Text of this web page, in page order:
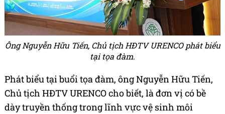
Ông Nguyễn Hữu Tiến, Chủ tịch HĐTV URENCO phát biểu
tại tọa đàm.
Phát biểu tại buổi tọa đàm, ông Nguyễn Hữu Tiến,
Chủ tịch HĐTV URENCO cho biết, là đơn vị có bề
dày truyền thống trong lĩnh vực vệ sinh môi